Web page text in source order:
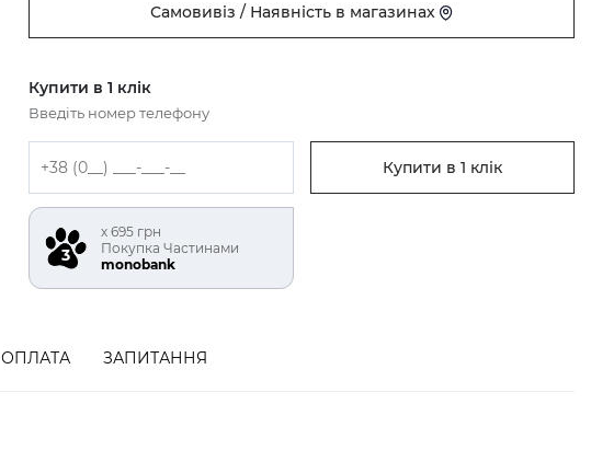
Самовивіз / Наявність в магазинах
Купити в 1 клік
Введіть номер телефону
Купити в 1 клік
х 695 грн
Покупка Частинами
monobank
ОПЛАТА ЗАПИТАННЯ